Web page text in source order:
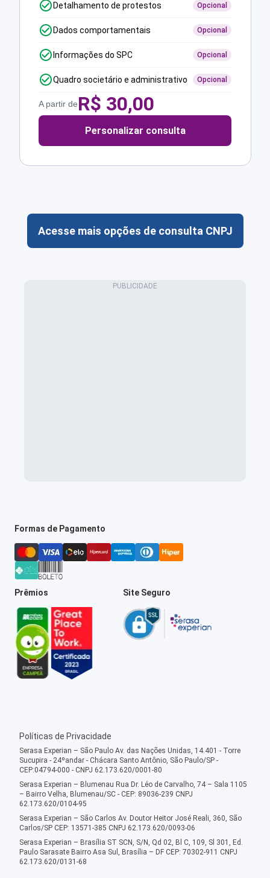
Detalhamento de protestos Opcional
Dados comportamentais Opcional
Informações do SPC Opcional
Quadro societário e administrativo Opcional
A partir deR$ 30,00
Personalizar consulta
Acesse mais opções de consulta CNPJ
Formas de Pagamento
Prêmios Site Seguro
Políticas de Privacidade
Serasa Experian – São Paulo Av. das Nações Unidas, 14.401 - Torre
Sucupira - 24ºandar - Chácara Santo Antônio, São Paulo/SP -
CEP:04794-000 - CNPJ 62.173.620/0001-80
Serasa Experian – Blumenau Rua Dr. Léo de Carvalho, 74 – Sala 1105
– Bairro Velha, Blumenau/SC - CEP: 89036-239 CNPJ
62.173.620/0104-95
Serasa Experian – São Carlos Av. Doutor Heitor José Reali, 360, São
Carlos/SP CEP: 13571-385 CNPJ 62.173.620/0093-06
Serasa Experian – Brasília ST SCN, S/N, Qd 02, Bl C, 109, Sl 301, Ed.
Paulo Sarasate Bairro Asa Sul, Brasília – DF CEP: 70302-911 CNPJ
62.173.620/0131-68